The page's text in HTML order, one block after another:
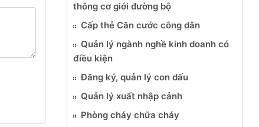
thông cơ giới đường bộ
Cấp thẻ Căn cước công dân
Quản lý ngành nghề kinh doanh có
điều kiện
Đăng ký, quản lý con dấu
Quản lý xuất nhập cảnh
Phòng cháy chữa cháy